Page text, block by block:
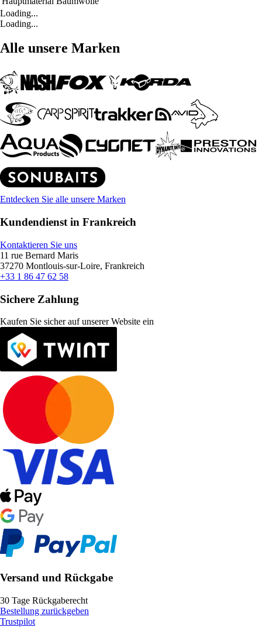
Loading...
Loading...
Alle unsere Marken
Entdecken Sie alle unsere Marken
Kundendienst in Frankreich
Kontaktieren Sie uns
11 rue Bernard Maris
37270 Montlouis-sur-Loire, Frankreich
+33 1 86 47 62 58
Sichere Zahlung
Kaufen Sie sicher auf unserer Website ein
Versand und Rückgabe
30 Tage Rückgaberecht
Bestellung zurückgeben
Trustpilot